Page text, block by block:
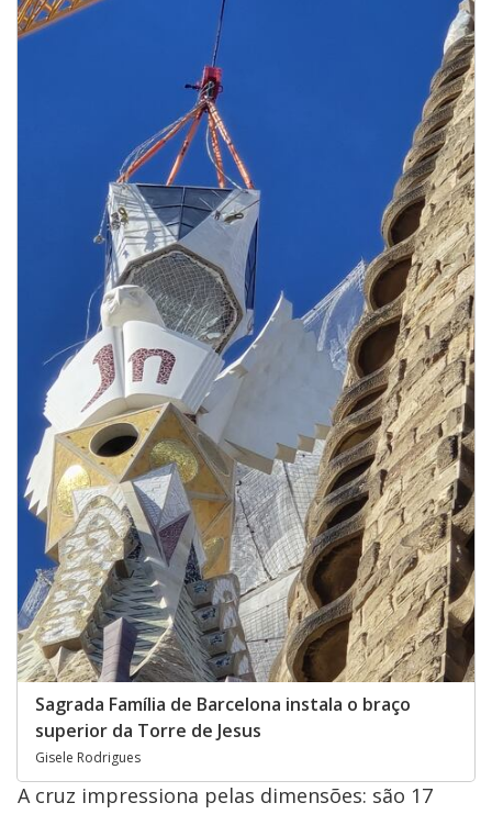
Sagrada Família de Barcelona instala o braço
superior da Torre de Jesus
Gisele Rodrigues
A cruz impressiona pelas dimensões: são 17